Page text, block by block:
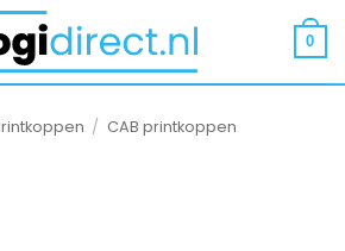
0
/ CAB printkoppen